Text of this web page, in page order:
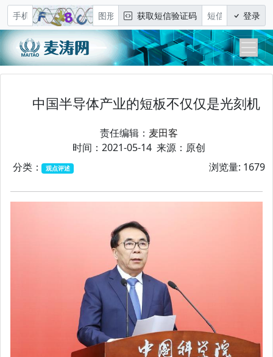
获取短信验证码 登录
中国半导体产业的短板不仅仅是光刻机
责任编辑： 麦田客
时间：2021-05-14 来源：原创
分类：观点评述 浏览量: 1679